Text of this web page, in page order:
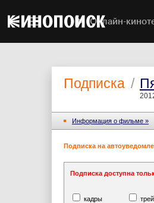
Онлайн-
Подписка /
Информация o фильме »
Подписка на
Подписка доступна
кадры